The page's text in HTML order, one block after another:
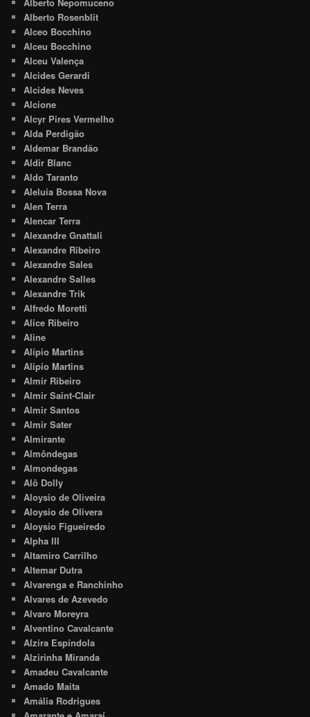
Alberto Rosenblit
Alceo Bocchino
Alceu Bocchino
Alceu Valença
Alcides Gerardi
Alcides Neves
Alcione
Alcyr Pires Vermelho
Alda Perdigão
Aldemar Brandão
Aldir Blanc
Aldo Taranto
Aleluia Bossa Nova
Alen Terra
Alencar Terra
Alexandre Gnattali
Alexandre Ribeiro
Alexandre Sales
Alexandre Salles
Alexandre Trik
Alfredo Moretti
Alice Ribeiro
Aline
Alípio Martins
Alipio Martins
Almir Ribeiro
Almir Saint-Clair
Almir Santos
Almir Sater
Almirante
Almôndegas
Almondegas
Alô Dolly
Aloysio de Oliveira
Aloysio de Olivera
Aloysio Figueiredo
Alpha III
Altamiro Carrilho
Altemar Dutra
Alvarenga e Ranchinho
Alvares de Azevedo
Alvaro Moreyra
Alventino Cavalcante
Alzira Espíndola
Alzirinha Miranda
Amadeu Cavalcante
Amado Maita
Amália Rodrigues